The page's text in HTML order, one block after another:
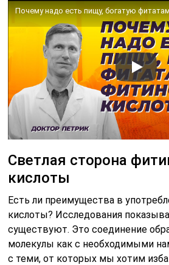
Светлая сторона
кислоты
Есть ли преимущества в
кислоты? Исследования
существуют. Это соединение
молекулы как с необходимыми
с теми, от которых мы хотим